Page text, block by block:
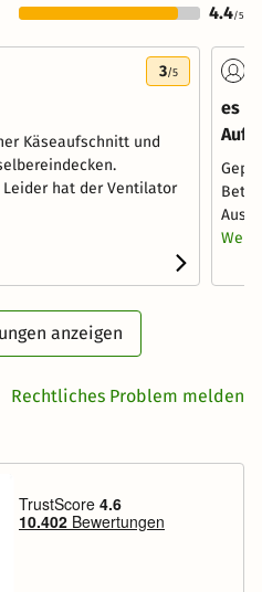
4.4/5
3/5
Käseaufschnitt und
Leider hat der Ventilator
es
anzeigen
Rechtliches Problem melden